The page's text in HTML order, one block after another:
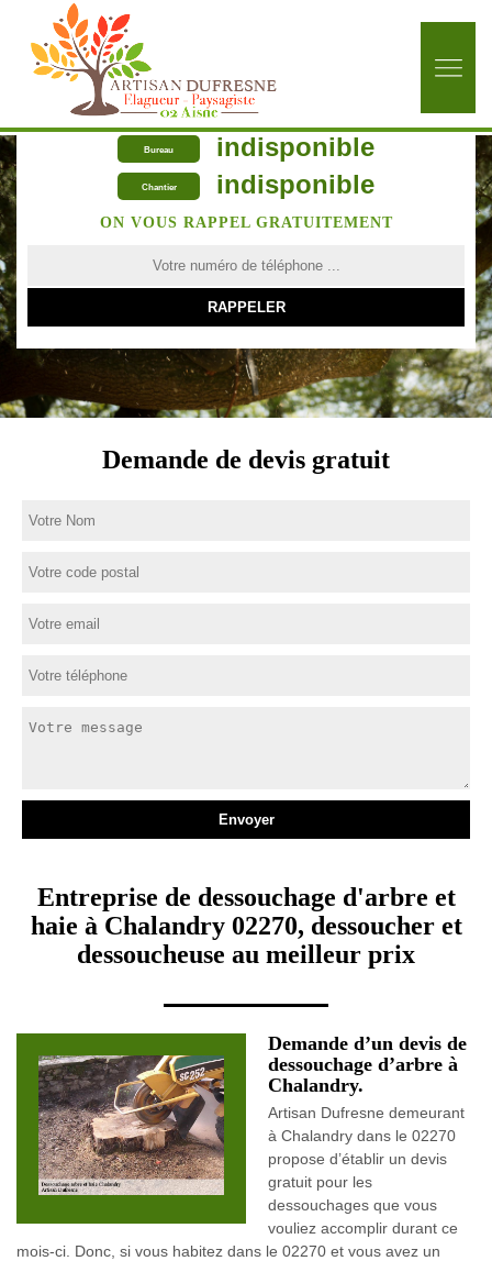
Bureau indisponible
Chantier indisponible
ON VOUS RAPPEL GRATUITEMENT
Demande de devis gratuit
Entreprise de dessouchage d'arbre et
haie à Chalandry 02270, dessoucher et
dessoucheuse au meilleur prix
Demande d’un devis de
dessouchage d’arbre à
Chalandry.
Artisan Dufresne demeurant
à Chalandry dans le 02270
propose d’établir un devis
gratuit pour les
dessouchages que vous
vouliez accomplir durant ce
mois-ci. Donc, si vous habitez dans le 02270 et vous avez un